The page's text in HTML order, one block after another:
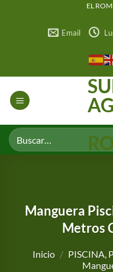
EL
Email
Buscar
por:
Manguera
Metros
Inicio / PISCINA,